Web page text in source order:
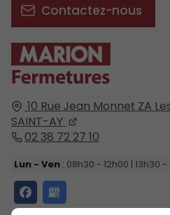
10 Rue Jean Monnet ZA
SAINT-AY
02 38 72 27 10
Lun - Ven : 08h30 - 12h00 | 13h30 -
Contactez-nous